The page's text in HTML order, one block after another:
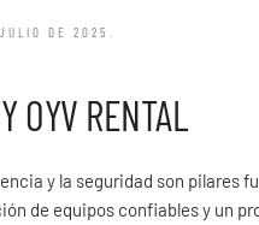
DE 2025
OYV RENTAL
y la seguridad son pilares
de equipos confiables y un